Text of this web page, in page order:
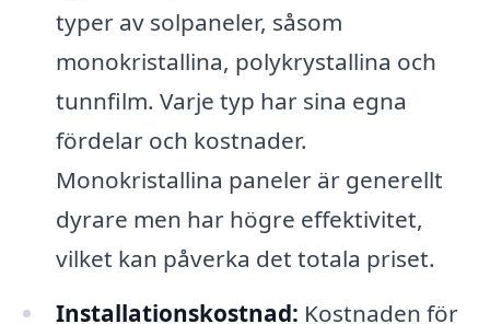
typer av solpaneler, såsom
monokristallina, polykrystallina och
tunnfilm. Varje typ har sina egna
fördelar och kostnader.
Monokristallina paneler är generellt
dyrare men har högre effektivitet,
vilket kan påverka det totala priset.
Installationskostnad: Kostnaden för